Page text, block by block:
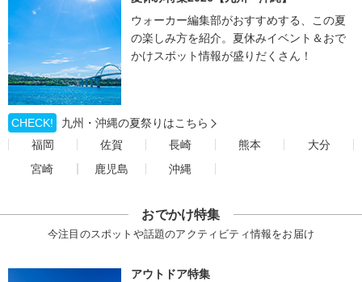
ウォーカー編集部がおすすめする、この夏
の楽しみ方を紹介。夏休みイベント＆おで
かけスポット情報が盛りだくさん！
CHECK!
九州・沖縄の夏祭りはこちら
福岡
佐賀 長崎 熊本
大分
宮崎
鹿児島 沖縄
おでかけ特集
今注目のスポットや話題のアクティビティ情報をお届け
アウトドア特集